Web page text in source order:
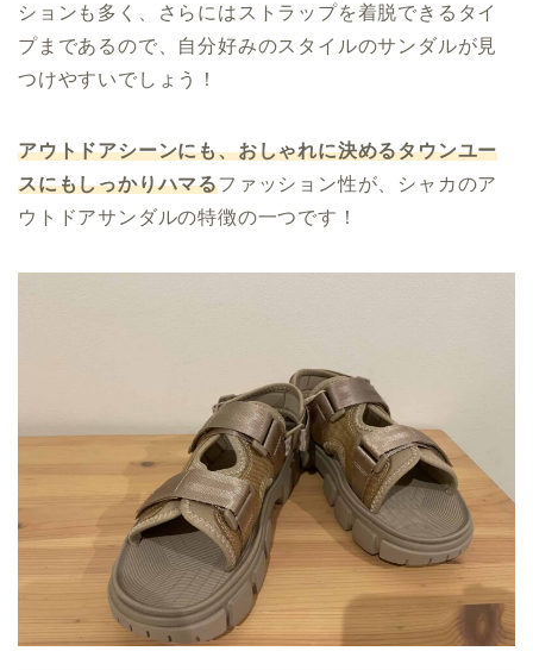
ションも多く、さらにはストラップを着脱できるタイ
プまであるので、自分好みのスタイルのサンダルが見
つけやすいでしょう！
アウトドアシーンにも、おしゃれに決めるタウンユー
スにもしっかりハマるファッション性が、シャカのア
ウトドアサンダルの特徴の一つです！